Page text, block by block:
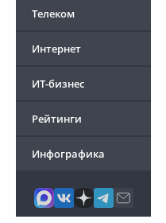
Телеком
Интернет
ИТ-бизнес
Рейтинги
Инфографика